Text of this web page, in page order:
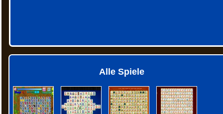
Alle Spiele